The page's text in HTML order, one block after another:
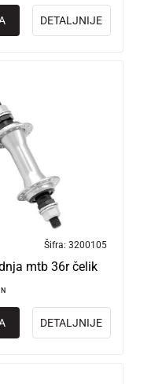
DETALJNIJE
Šifra: 3200105
mtb 36r čelik
DETALJNIJE